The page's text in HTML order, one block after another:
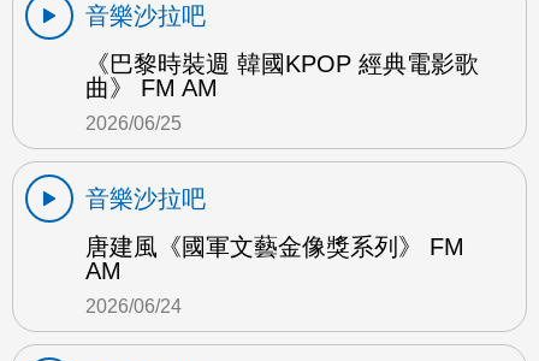
音樂沙拉吧
《巴黎時裝週 韓國KPOP 經典電影歌
曲》 FM AM
2026/06/25
音樂沙拉吧
唐建風《國軍文藝金像獎系列》 FM
AM
2026/06/24